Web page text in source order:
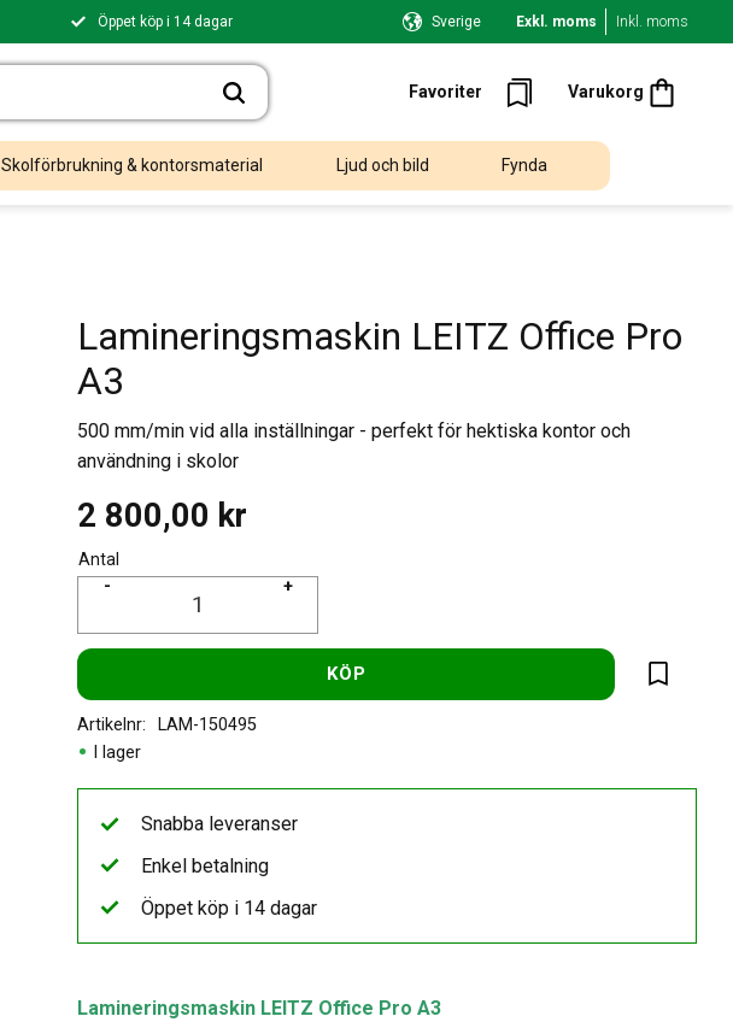
Öppet köp i 14 dagar Sverige Exkl. moms Inkl. moms
Favoriter Varukorg
Favoriter
Skolförbrukning & kontorsmaterial Ljud och bild Fynda
Lamineringsmaskin LEITZ Office Pro
A3
500 mm/min vid alla inställningar - perfekt för hektiska kontor och
användning i skolor
2 800,00 kr
Antal
+
-
KÖP
Lägg till
I lager
Artikelnr LAM-150495
Lamineringsmaskin LEITZ Office Pro A3
Snabba leveranser
Enkel betalning
Öppet köp i 14 dagar